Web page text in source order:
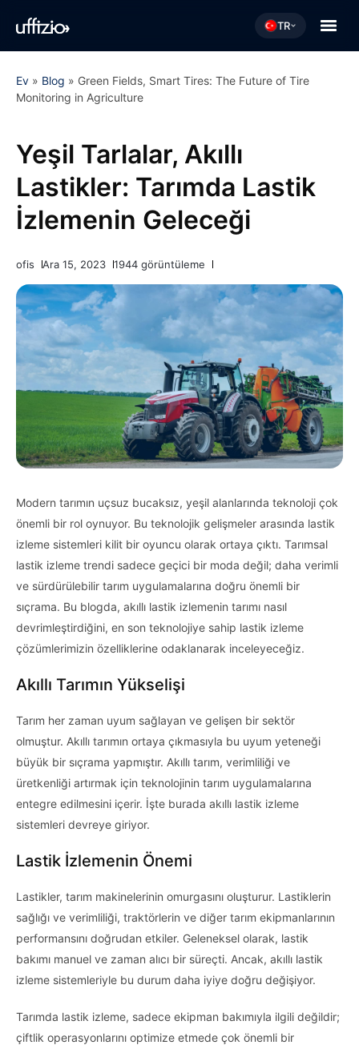
TR
Ev » Blog » Green Fields, Smart Tires: The Future of Tire
Monitoring in Agriculture
Yeşil Tarlalar, Akıllı
Lastikler: Tarımda Lastik
İzlemenin Geleceği
ofis Ara 15, 2023 1944 görüntüleme
Modern tarımın uçsuz bucaksız, yeşil alanlarında teknoloji çok
önemli bir rol oynuyor. Bu teknolojik gelişmeler arasında lastik
izleme sistemleri kilit bir oyuncu olarak ortaya çıktı. Tarımsal
lastik izleme trendi sadece geçici bir moda değil; daha verimli
ve sürdürülebilir tarım uygulamalarına doğru önemli bir
sıçrama. Bu blogda, akıllı lastik izlemenin tarımı nasıl
devrimleştirdiğini, en son teknolojiye sahip lastik izleme
çözümlerimizin özelliklerine odaklanarak inceleyeceğiz.
Akıllı Tarımın Yükselişi
Tarım her zaman uyum sağlayan ve gelişen bir sektör
olmuştur. Akıllı tarımın ortaya çıkmasıyla bu uyum yeteneği
büyük bir sıçrama yapmıştır. Akıllı tarım, verimliliği ve
üretkenliği artırmak için teknolojinin tarım uygulamalarına
entegre edilmesini içerir. İşte burada akıllı lastik izleme
sistemleri devreye giriyor.
Lastik İzlemenin Önemi
Lastikler, tarım makinelerinin omurgasını oluşturur. Lastiklerin
sağlığı ve verimliliği, traktörlerin ve diğer tarım ekipmanlarının
performansını doğrudan etkiler. Geleneksel olarak, lastik
bakımı manuel ve zaman alıcı bir süreçti. Ancak, akıllı lastik
izleme sistemleriyle bu durum daha iyiye doğru değişiyor.
Tarımda lastik izleme, sadece ekipman bakımıyla ilgili değildir;
çiftlik operasyonlarını optimize etmede çok önemli bir